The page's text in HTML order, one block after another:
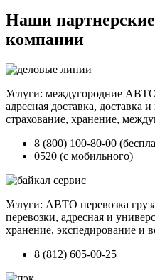
Наши
компании
Услуги: междугородние
адресная доставка, доставка
страхование, хранение,
8 (800) 100-80-00
0520 (с мобильного)
Услуги: АВТО перевозка
перевозки, адресная и
хранение, экспедирование и
8 (812) 605-00-25